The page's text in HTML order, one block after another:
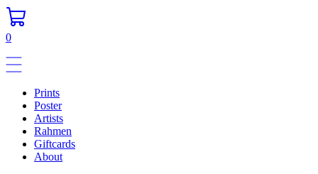
0
Prints
Poster
Artists
Rahmen
Giftcards
About